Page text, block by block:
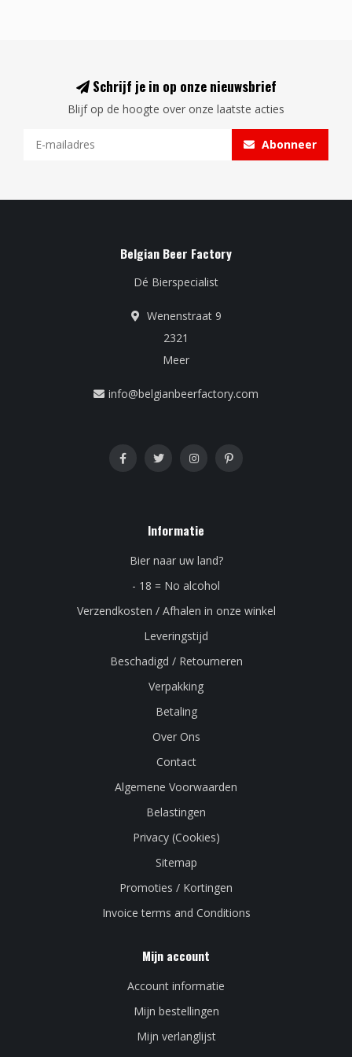
Schrijf je in op onze nieuwsbrief
Blijf op de hoogte over onze laatste acties
Abonneer
Belgian Beer Factory
Dé Bierspecialist
Wenenstraat 9
2321
Meer
info@belgianbeerfactory.com
Informatie
Bier naar uw land?
- 18 = No alcohol
Verzendkosten / Afhalen in onze winkel
Leveringstijd
Beschadigd / Retourneren
Verpakking
Betaling
Over Ons
Contact
Algemene Voorwaarden
Belastingen
Privacy (Cookies)
Sitemap
Promoties / Kortingen
Invoice terms and Conditions
Mijn account
Account informatie
Mijn bestellingen
Mijn verlanglijst